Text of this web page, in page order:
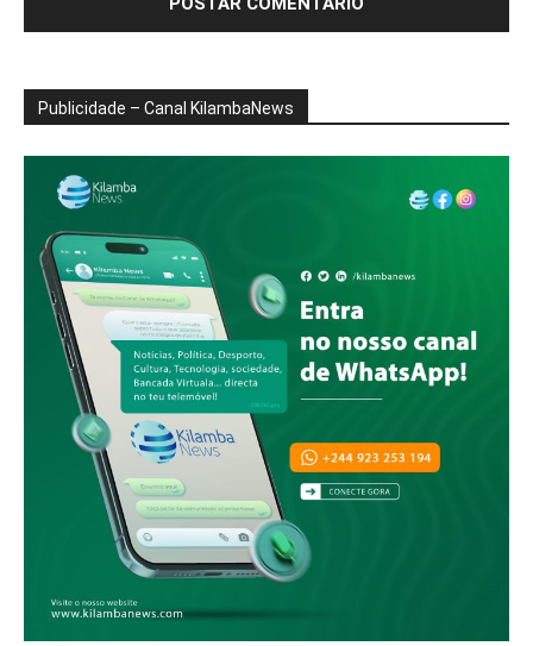
Publicidade – Canal KilambaNews